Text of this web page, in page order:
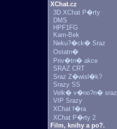
XChat.cz
3D XChat P�rty
DMS
HPF1FG
Kam-Bek
Neku?�ck� Sraz
Ostatn�
Priv�tn� akce
SRAZ CRT
Sraz Z�wisl�k?
Srazy SS
Velk� v�no?n� sraz
VIP Srazy
XChat f�ra
XChat P�rty 2
Film, knihy a po?.